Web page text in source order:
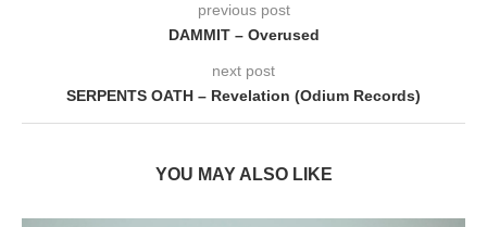
previous post
DAMMIT – Overused
next post
SERPENTS OATH – Revelation (Odium Records)
YOU MAY ALSO LIKE